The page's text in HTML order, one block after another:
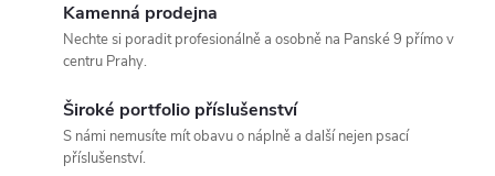
Kamenná prodejna
Nechte si poradit profesionálně a osobně na Panské 9 přímo v
centru Prahy.
Široké portfolio příslušenství
S námi nemusíte mít obavu o náplně a další nejen psací
příslušenství.